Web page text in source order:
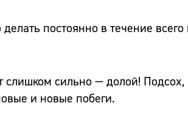
постоянно в течение
слишком сильно — долой!
и новые побеги.